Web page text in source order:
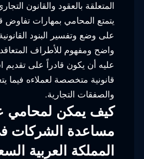
المتعلقة بالعقود والقانون
يتمتع المحامي بمهارات تفاوض
على وضع وتفسير البنود
واضح ومفهوم للأطراف
عليه أن يكون قادراً على تقديم
قانونية متخصصة لعملاءه فيما
والصفقات التجارية.
كيف يمكن لمحامي
مساعدة الشركات
المملكة العربية